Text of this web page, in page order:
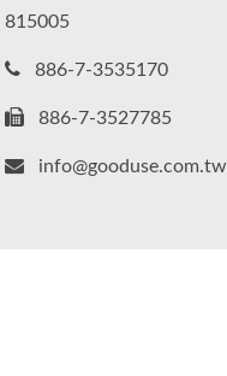
815005
886-7-3535170
886-7-3527785
info@gooduse.com.tw